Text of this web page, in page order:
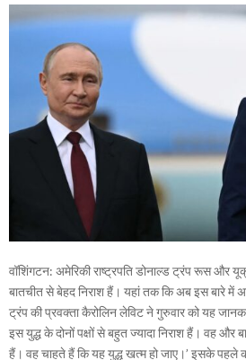
वॉशिंगटन: अमेरिकी राष्ट्रपति डोनाल्ड ट्रंप रूस और
बातचीत से बेहद निराश हैं। यहां तक कि अब इस बारे में
ट्रंप की प्रवक्ता कैरोलिन लेविट ने गुरुवार को यह
इस युद्ध के दोनों पक्षों से बहुत ज्यादा निराश हैं। वह और
हैं। वह चाहते हैं कि यह युद्ध खत्म हो जाए।’ इसके पहले